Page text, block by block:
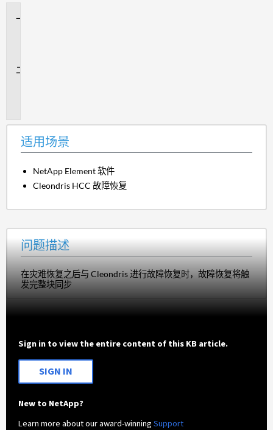
适用场景
NetApp Element 软件
Cleondris HCC 故障恢复
问题描述
在灾难恢复之后与 Cleondris 进行故障恢复时，故障恢复将触
发完整块同步
Sign in to view the entire content of this KB article.
SIGN IN
New to NetApp?
Learn more about our award-winningSupport